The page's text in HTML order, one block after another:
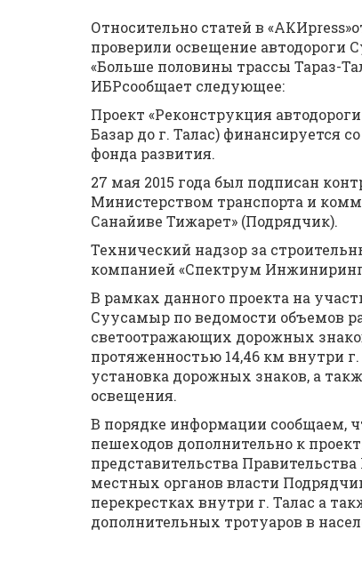
Относительно статей в
проверили освещение автодороги
«Больше половины трассы Тараз-
ИБРсообщает следующее:
Проект «Реконструкция
Базар до г. Талас) финансируется
фонда развития.
27 мая 2015 года был подписан
Министерством транспорта и
Санайиве Тижарет» (Подрядчик).
Технический надзор за
компанией «Спектрум Инжиниринг
В рамках данного проекта на
Суусамыр по ведомости объемов
светоотражающих дорожных
протяженностью 14,46 км внутри
установка дорожных знаков, а
освещения.
В порядке информации сообщаем,
пешеходов дополнительно к
представительства
местных органов власти
перекрестках внутри г. Талас а
дополнительных тротуаров в